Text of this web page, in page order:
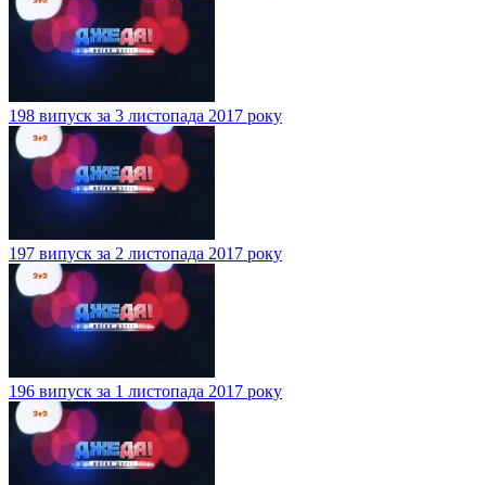
198 випуск за 3 листопада 2017 року
197 випуск за 2 листопада 2017 року
196 випуск за 1 листопада 2017 року